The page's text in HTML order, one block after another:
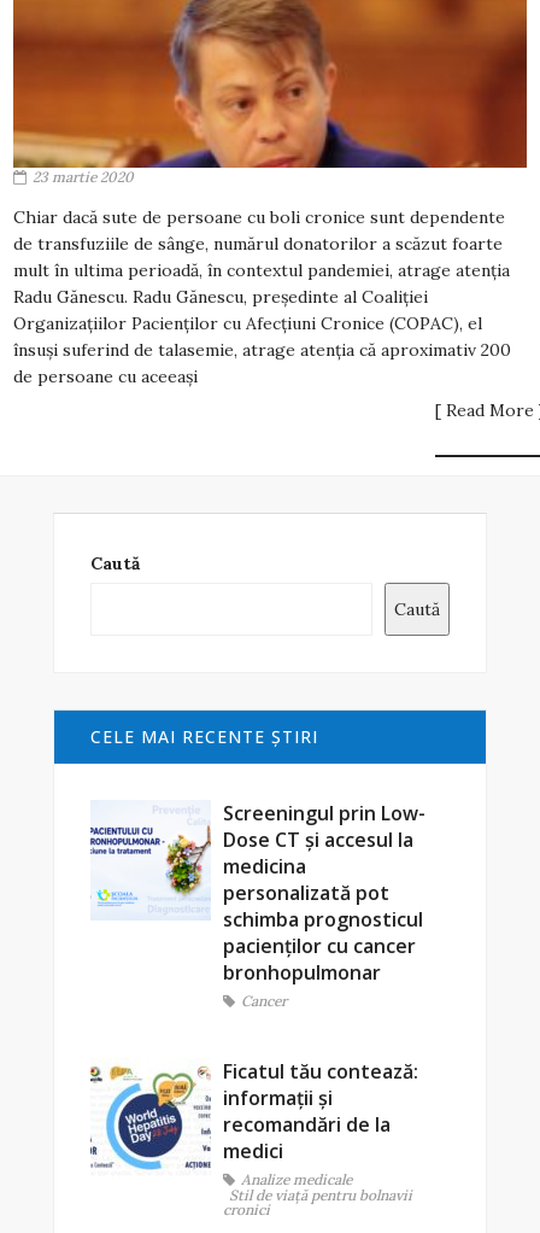
23 martie 2020
Chiar dacă sute de persoane cu boli cronice sunt dependente
de transfuziile de sânge, numărul donatorilor a scăzut foarte
mult în ultima perioadă, în contextul pandemiei, atrage atenția
Radu Gănescu. Radu Gănescu, președinte al Coaliției
Organizațiilor Pacienților cu Afecțiuni Cronice (COPAC), el
însuși suferind de talasemie, atrage atenția că aproximativ 200
de persoane cu aceeași
[ Read More
Caută
Caută
CELE MAI RECENTE ŞTIRI
Screeningul prin Low-
Dose CT și accesul la
medicina
personalizată pot
schimba prognosticul
pacienților cu cancer
bronhopulmonar
Cancer
Ficatul tău contează:
informații și
recomandări de la
medici
Analize medicale
Stil de viaţă pentru bolnavii
cronici